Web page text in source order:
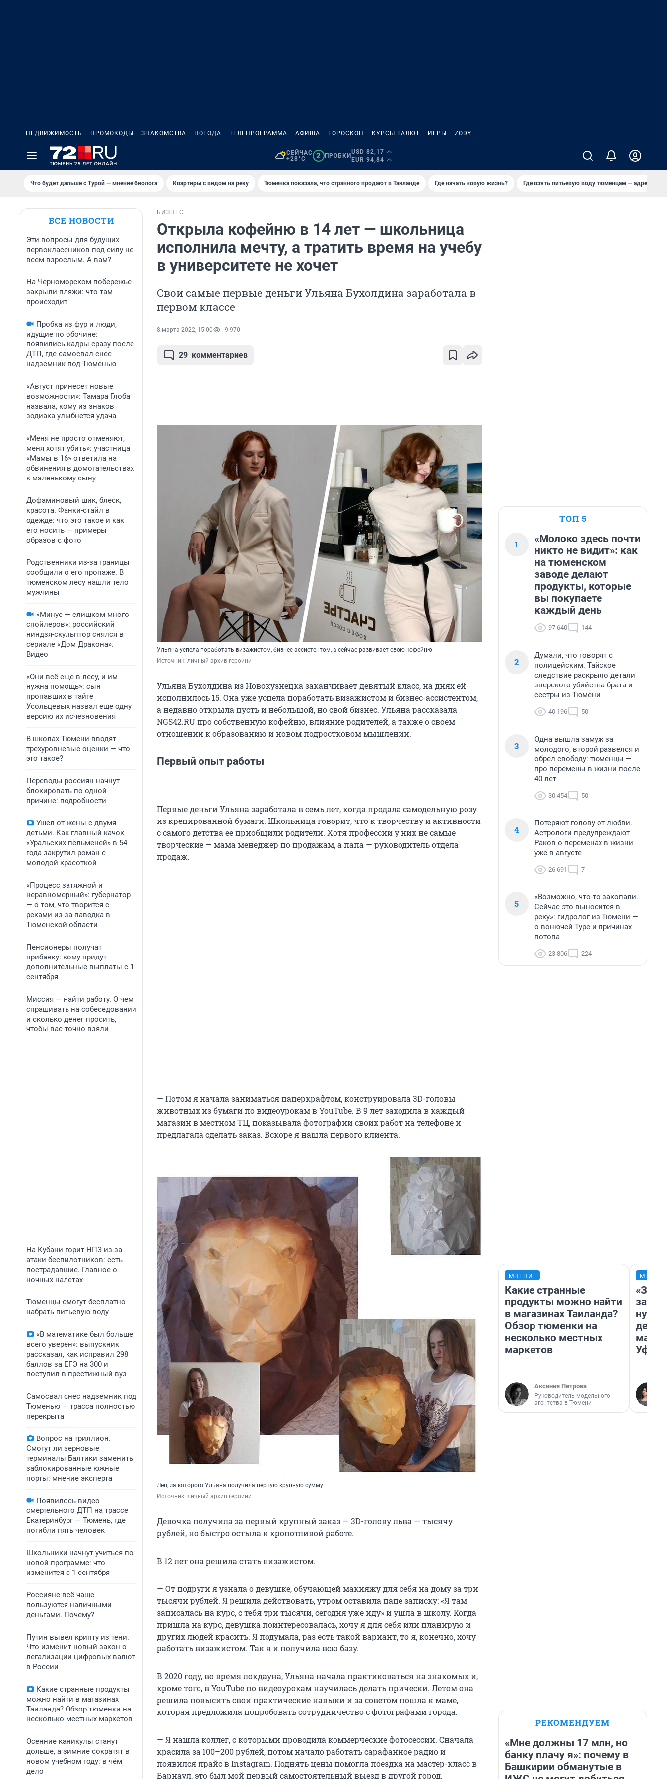
НЕДВИЖИМОСТЬ ПРОМОКОДЫ ЗНАКОМСТВА ПОГОДА ТЕЛЕПРОГРАММА АФИША ГОРОСКОП КУРСЫ ВАЛЮТ ИГРЫ ZODY
СЕЙЧАС
+28°C
2 ПРОБКИ
USD 82,17
EUR 94,84
Что будет дальше с Турой — мнение биолога Квартиры с видом на реку Тюменка показала, что странного продают в Таиланде Где начать новую жизнь? Где взять питьевую воду тюменцам — адреса
ВСЕ НОВОСТИ
Эти вопросы для будущих
первоклассников под силу не
всем взрослым. А вам?
На Черноморском побережье
закрыли пляжи: что там
происходит
Пробка из фур и люди,
идущие по обочине:
появились кадры сразу после
ДТП, где самосвал снес
надземник под Тюменью
«Август принесет новые
возможности»: Тамара Глоба
назвала, кому из знаков
зодиака улыбнется удача
«Меня не просто отменяют,
меня хотят убить»: участница
«Мамы в 16» ответила на
обвинения в домогательствах
к маленькому сыну
Дофаминовый шик, блеск,
красота. Фанки-стайл в
одежде: что это такое и как
его носить — примеры
образов с фото
Родственники из-за границы
сообщили о его пропаже. В
тюменском лесу нашли тело
мужчины
«Минус — слишком много
спойлеров»: российский
ниндзя-скульптор снялся в
сериале «Дом Дракона».
Видео
«Они всё еще в лесу, и им
нужна помощь»: сын
пропавших в тайге
Усольцевых назвал еще одну
версию их исчезновения
В школах Тюмени вводят
трехуровневые оценки — что
это такое?
Переводы россиян начнут
блокировать по одной
причине: подробности
Ушел от жены с двумя
детьми. Как главный качок
«Уральских пельменей» в 54
года закрутил роман с
молодой красоткой
«Процесс затяжной и
неравномерный»: губернатор
— о том, что творится с
реками из-за паводка в
Тюменской области
Пенсионеры получат
прибавку: кому придут
дополнительные выплаты с 1
сентября
Миссия — найти работу. О чем
спрашивать на собеседовании
и сколько денег просить,
чтобы вас точно взяли
На Кубани горит НПЗ из-за
атаки беспилотников: есть
пострадавшие. Главное о
ночных налетах
Тюменцы смогут бесплатно
набрать питьевую воду
«В математике был больше
всего уверен»: выпускник
рассказал, как исправил 298
баллов за ЕГЭ на 300 и
поступил в престижный вуз
Самосвал снес надземник под
Тюменью — трасса полностью
перекрыта
Вопрос на триллион.
Смогут ли зерновые
терминалы Балтики заменить
заблокированные южные
порты: мнение эксперта
Появилось видео
смертельного ДТП на трассе
Екатеринбург — Тюмень, где
погибли пять человек
Школьники начнут учиться по
новой программе: что
изменится с 1 сентября
Россияне всё чаще
пользуются наличными
деньгами. Почему?
Путин вывел крипту из тени.
Что изменит новый закон о
легализации цифровых валют
в России
Какие странные продукты
можно найти в магазинах
Таиланда? Обзор тюменки на
несколько местных маркетов
Осенние каникулы станут
дольше, а зимние сократят в
новом учебном году: в чём
дело
БИЗНЕС
Открыла кофейню в 14 лет — школьница
исполнила мечту, а тратить время на учебу
в университете не хочет
Свои самые первые деньги Ульяна Бухолдина заработала в
первом классе
8 марта 2022, 15:00 9 970
29 комментариев
Ульяна успела поработать визажистом, бизнес-ассистентом, а сейчас развивает свою кофейню
Источник: личный архив героини
Ульяна Бухолдина из Новокузнецка заканчивает девятый класс, на днях ей
исполнилось 15. Она уже успела поработать визажистом и бизнес-ассистентом,
а недавно открыла пусть и небольшой, но свой бизнес. Ульяна рассказала
NGS42.RU про собственную кофейню, влияние родителей, а также о своем
отношении к образованию и новом подростковом мышлении.
Первый опыт работы
Первые деньги Ульяна заработала в семь лет, когда продала самодельную розу
из крепированной бумаги. Школьница говорит, что к творчеству и активности
с самого детства ее приобщили родители. Хотя профессии у них не самые
творческие — мама менеджер по продажам, а папа — руководитель отдела
продаж.
— Потом я начала заниматься паперкрафтом, конструировала 3D-головы
животных из бумаги по видеоурокам в YouTube. В 9 лет заходила в каждый
магазин в местном ТЦ, показывала фотографии своих работ на телефоне и
предлагала сделать заказ. Вскоре я нашла первого клиента.
Лев, за которого Ульяна получила первую крупную сумму
Источник: личный архив героини
Девочка получила за первый крупный заказ — 3D-голову льва — тысячу
рублей, но быстро остыла к кропотливой работе.
В 12 лет она решила стать визажистом.
— От подруги я узнала о девушке, обучающей макияжу для себя на дому за три
тысячи рублей. Я решила действовать, утром оставила папе записку: «Я там
записалась на курс, с тебя три тысячи, сегодня уже иду» и ушла в школу. Когда
пришла на курс, девушка поинтересовалась, хочу я для себя или планирую и
других людей красить. Я подумала, раз есть такой вариант, то я, конечно, хочу
работать визажистом. Так я и получила всю базу.
В 2020 году, во время локдауна, Ульяна начала практиковаться на знакомых и,
кроме того, в YouTube по видеоурокам научилась делать прически. Летом она
решила повысить свои практические навыки и за советом пошла к маме,
которая предложила попробовать сотрудничество с фотографами города.
— Я нашла коллег, с которыми проводила коммерческие фотосессии. Сначала
красила за 100–200 рублей, потом начало работать сарафанное радио и
появился прайс в Instagram. Поднять цены помогла поездка на мастер-класс в
Барнаул, это был мой первый самостоятельный выезд в другой город.
ТОП 5
1
«Молоко здесь почти
никто не видит»: как
на тюменском
заводе делают
продукты, которые
вы покупаете
каждый день
97 640 144
2
Думали, что говорят с
полицейским. Тайское
следствие раскрыло детали
зверского убийства брата и
сестры из Тюмени
40 196 50
3
Одна вышла замуж за
молодого, второй развелся и
обрел свободу: тюменцы —
про перемены в жизни после
40 лет
30 454 50
4
Потеряют голову от любви.
Астрологи предупреждают
Раков о переменах в жизни
уже в августе
26 691 7
5
«Возможно, что-то закопали.
Сейчас это выносится в
реку»: гидролог из Тюмени —
о вонючей Туре и причинах
потопа
23 806 224
МНЕНИЕ
Какие странные
продукты можно найти
в магазинах Таиланда?
Обзор тюменки на
несколько местных
маркетов
Аксиния Петрова
Руководитель модельного
агентства в Тюмени
дела
Уфа
РЕКОМЕНДУЕМ
«Мне должны 17 млн, но
банку плачу я»: почему в
Башкирии обманутые в